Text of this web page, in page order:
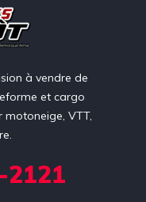
à vendre de
et cargo
VTT,
2121